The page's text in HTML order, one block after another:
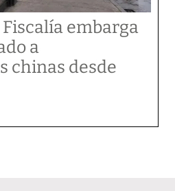
Fiscalía embarga
a
chinas desde